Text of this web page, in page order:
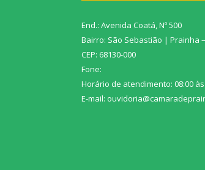
End.: Avenida Coatá, Nº 500
Bairro: São Sebastião | Prainha
CEP: 68130-000
Fone:
Horário de atendimento: 08:00 às
E-mail: